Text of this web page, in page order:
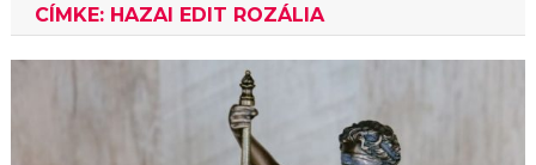
CÍMKE: HAZAI EDIT ROZÁLIA